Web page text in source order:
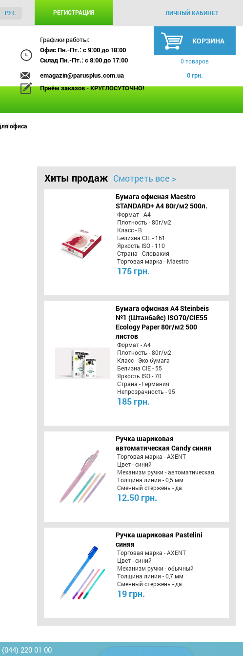
РЕГИСТРАЦИЯ ЛИЧНЫЙ КАБИНЕТ
РУС
Графики работы:
Офис Пн.-Пт.: с 9:00 до 18:00
Склад Пн.-Пт.: с 8:00 до 17:00
emagazin@parusplus.com.ua
Приём заказов - КРУГЛОСУТОЧНО!
КОРЗИНА
0 товаров
0 грн.
офиса
Хиты продаж Смотреть все >
Бумага офисная Maestro
STANDARD+ А4 80г/м2 500л.
Формат - А4
Плотность - 80г/м2
Класс - B
Белизна CIE - 161
Яркость ISO - 110
Страна - Словакия
Торговая марка - Maestro
175 грн.
Бумага офисная A4 Steinbeis
№1 (Штанбайс) ISO70/СІЕ55
Ecology Paper 80г/м2 500
листов
Формат - А4
Плотность - 80г/м2
Класс - Эко бумага
Белизна CIE - 55
Яркость ISO - 70
Страна - Германия
Непрозрачность - 95
185 грн.
Ручка шариковая
автоматическая Candy синяя
Торговая марка - AXENT
Цвет - синий
Механизм ручки - автоматическая
Толщина линии - 0,5 мм
Сменный стержень - да
12.50 грн.
Ручка шариковая Pastelini
синяя
Торговая марка - AXENT
Цвет - синий
Механизм ручки - обычный
Толщина линии - 0,7 мм
Сменный стержень - да
19 грн.
220 01 00